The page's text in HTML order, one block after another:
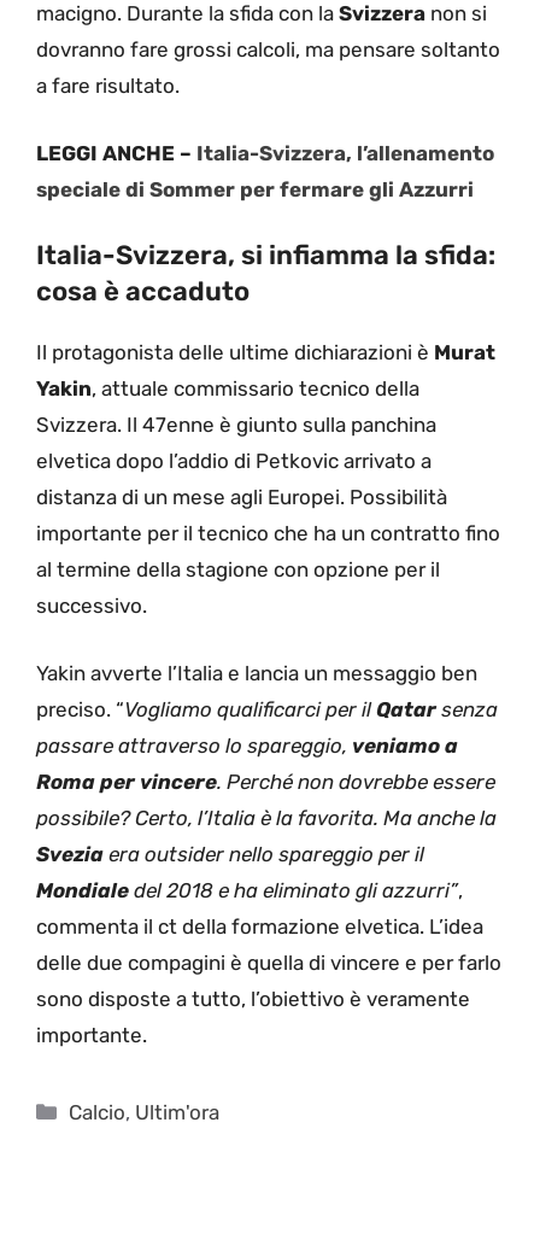
macigno. Durante la sfida con la Svizzera non si
dovranno fare grossi calcoli, ma pensare soltanto
a fare risultato.
LEGGI ANCHE – Italia-Svizzera, l’allenamento
speciale di Sommer per fermare gli Azzurri
Italia-Svizzera, si infiamma la sfida:
cosa è accaduto
Il protagonista delle ultime dichiarazioni è Murat
Yakin, attuale commissario tecnico della
Svizzera. Il 47enne è giunto sulla panchina
elvetica dopo l’addio di Petkovic arrivato a
distanza di un mese agli Europei. Possibilità
importante per il tecnico che ha un contratto fino
al termine della stagione con opzione per il
successivo.
Yakin avverte l’Italia e lancia un messaggio ben
preciso. “Vogliamo qualificarci per ilQatarsenza
passare attraverso lo spareggio, veniamo a
Roma per vincere. Perché non dovrebbe essere
possibile? Certo, l’Italia è la favorita. Ma anche la
Svezia era outsider nello spareggio per il
Mondiale del 2018 e ha eliminato gli azzurri”,
commenta il ct della formazione elvetica. L’idea
delle due compagini è quella di vincere e per farlo
sono disposte a tutto, l’obiettivo è veramente
importante.
Categorie
Calcio, Ultim'ora